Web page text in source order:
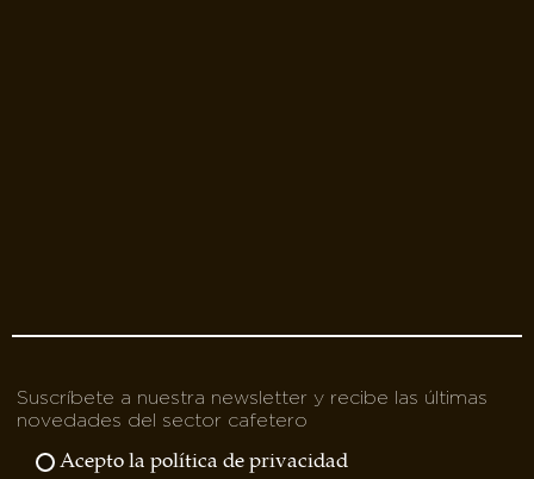
Suscríbete a nuestra newsletter y recibe las últimas
novedades del sector cafetero
Acepto la política de privacidad